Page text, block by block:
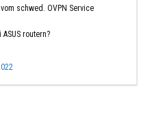
schwed. OVPN Service
routern?